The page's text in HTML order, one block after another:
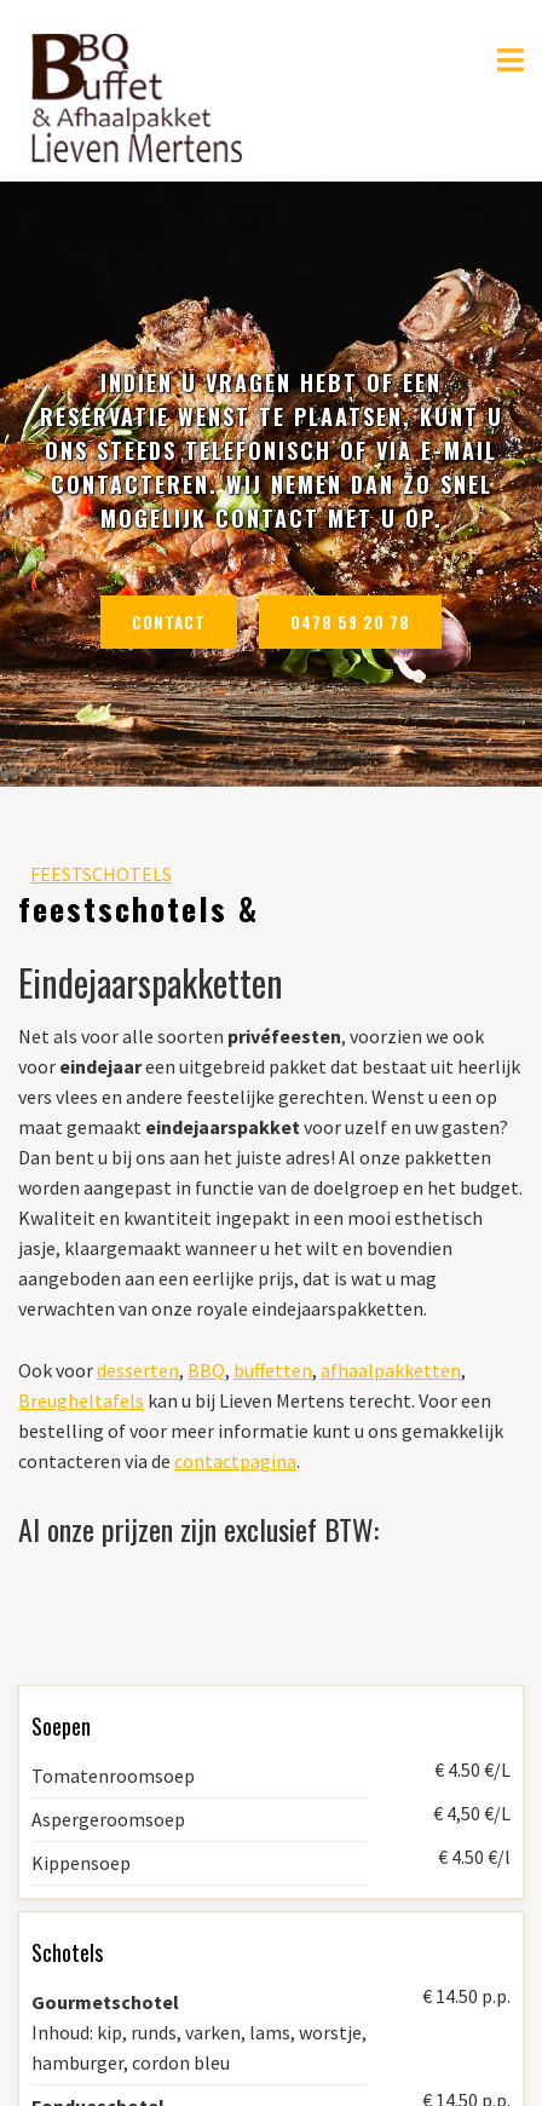
family=Alfa+Slab+One&display=swap');
INDIEN U VRAGEN HEBT OF EEN
RESERVATIE WENST TE PLAATSEN, KUNT U
ONS STEEDS TELEFONISCH OF VIA E-MAIL
CONTACTEREN. WIJ NEMEN DAN ZO SNEL
MOGELIJK CONTACT MET U OP.
CONTACT 0478 59 20 78
FEESTSCHOTELS
feestschotels &
Eindejaarspakketten
Net als voor alle soorten privéfeesten, voorzien we ook
voor eindejaareen uitgebreid pakket dat bestaat uit heerlijk
vers vlees en andere feestelijke gerechten. Wenst u een op
maat gemaakt eindejaarspakketvoor uzelf en uw gasten?
Dan bent u bij ons aan het juiste adres! Al onze pakketten
worden aangepast in functie van de doelgroep en het budget.
Kwaliteit en kwantiteit ingepakt in een mooi esthetisch
jasje, klaargemaakt wanneer u het wilt en bovendien
aangeboden aan een eerlijke prijs, dat is wat u mag
verwachten van onze royale eindejaarspakketten.
Ook voordesserten, BBQ, buffetten, afhaalpakketten,
Breugheltafels kan u bij Lieven Mertens terecht. Voor een
bestelling of voor meer informatie kunt u ons gemakkelijk
contacteren via de contactpagina.
Al onze prijzen zijn exclusief BTW:
Soepen
Tomatenroomsoep € 4.50 €/L
Aspergeroomsoep € 4,50 €/L
Kippensoep € 4.50 €/l
Schotels
Gourmetschotel
Inhoud: kip, runds, varken, lams, worstje,
hamburger, cordon bleu
€ 14.50 p.p.
€ 14.50 p.p.